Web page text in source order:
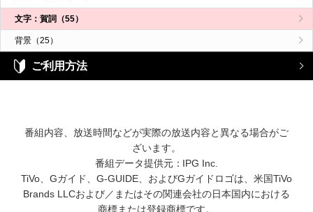
文字：賀詞（55）
背景（25）
ご利用方法
番組内容、放送時間などが実際の放送内容と異なる場合がご
ざいます。
番組データ提供元：IPG Inc.
TiVo、Gガイド、G-GUIDE、およびGガイドロゴは、米国TiVo
Brands LLCおよび／またはその関連会社の日本国内における
商標または登録商標です。